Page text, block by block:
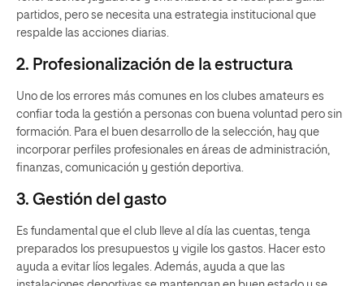
partidos, pero se necesita una estrategia institucional que
respalde las acciones diarias.
2. Profesionalización de la estructura
Uno de los errores más comunes en los clubes amateurs es
confiar toda la gestión a personas con buena voluntad pero sin
formación. Para el buen desarrollo de la selección, hay que
incorporar perfiles profesionales en áreas de administración,
finanzas, comunicación y gestión deportiva.
3. Gestión del gasto
Es fundamental que el club lleve al día las cuentas, tenga
preparados los presupuestos y vigile los gastos. Hacer esto
ayuda a evitar líos legales. Además, ayuda a que las